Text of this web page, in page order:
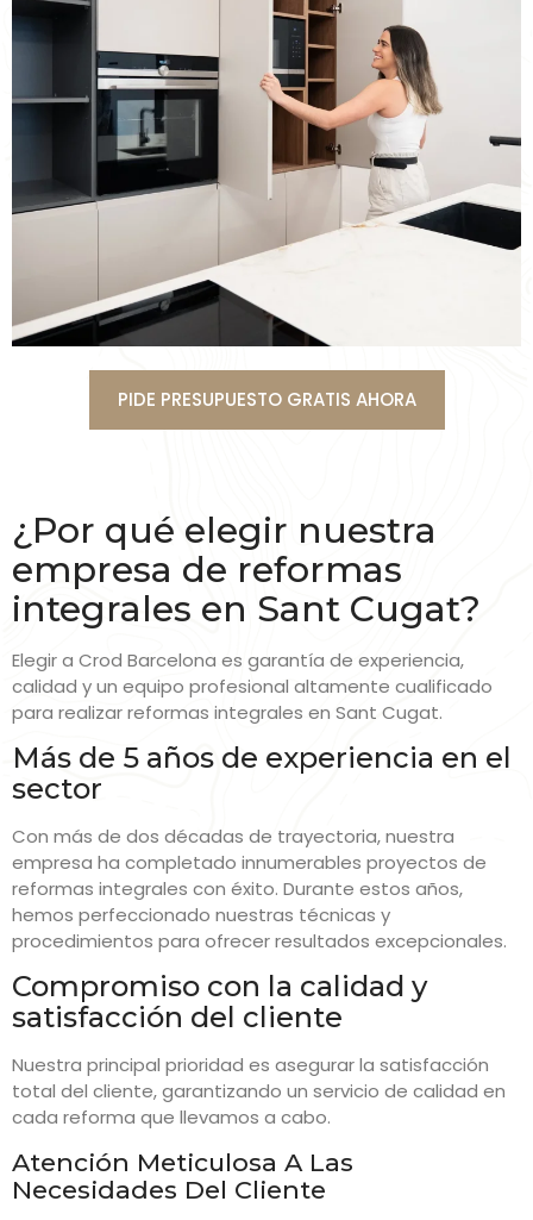
PIDE PRESUPUESTO GRATIS AHORA
¿Por qué elegir nuestra
empresa de reformas
integrales en Sant Cugat?
Elegir a Crod Barcelona es garantía de experiencia,
calidad y un equipo profesional altamente cualificado
para realizar reformas integrales en Sant Cugat.
Más de 5 años de experiencia en el
sector
Con más de dos décadas de trayectoria, nuestra
empresa ha completado innumerables proyectos de
reformas integrales con éxito. Durante estos años,
hemos perfeccionado nuestras técnicas y
procedimientos para ofrecer resultados excepcionales.
Compromiso con la calidad y
satisfacción del cliente
Nuestra principal prioridad es asegurar la satisfacción
total del cliente, garantizando un servicio de calidad en
cada reforma que llevamos a cabo.
Atención Meticulosa A Las
Necesidades Del Cliente